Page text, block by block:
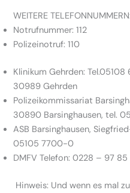
WEITERE TELEFONNUMMERN:
Notrufnummer: 112
Polizeinotruf: 110
Klinikum Gehrden:
30989 Gehrden
Polizeikommissariat
30890 Barsinghausen, tel.
ASB Barsinghausen,
05105 7700-0
DMFV Telefon: 0228 – 97
Hinweis: Und wenn es mal